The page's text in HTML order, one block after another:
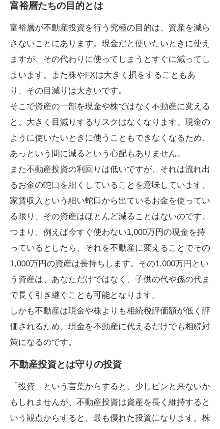
富裕層たちの目的とは
富裕層が不動産投資を行う究極の目的は、資産を減ら
さないことにあります。現金だと使いたいときに使え
ますが、その代わりに使ってしまうとすぐに減ってし
まいます。また株やFXは大きく損をすることもあ
り、その目減りは大きいです。
そこで資産の一部を現金や株ではなく不動産に変える
と、大きく目減りするリスクはなくなります。現金の
ように使いたいときに使うこともできなくなるため、
あっという間に減るという心配もありません。
また不動産投資の利回りは低いですが、それは流れ出
るお金の蛇口を細くしていることを意味しています。
家賃収入という細い蛇口から出ているお金を使ってい
る限り、その資産はほとんど減ることはないのです。
つまり、例えば今すぐ使わない1,000万円の現金を持
っているとしたら、それを不動産に変えることでその
1,000万円の資産は長持ちします。その1,000万円とい
う資産は、あなただけではなく、子供の代や孫の代ま
で長く引き継ぐことも可能となります。
しかも不動産は現金や株よりも相続税評価額が低く評
価されるため、現金を不動産に代えるだけでも相続対
策になるのです。
不動産投資とは守りの投資
「投資」という言葉からすると、少しピンと来ないか
もしれませんが、不動産投資は資産を長く維持すると
いう観点からすると、最も優れた投資になります。株